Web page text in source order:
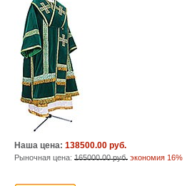
Наша цена: 138500.00 руб.
Рыночная цена: 165000.00 руб. экономия 16%